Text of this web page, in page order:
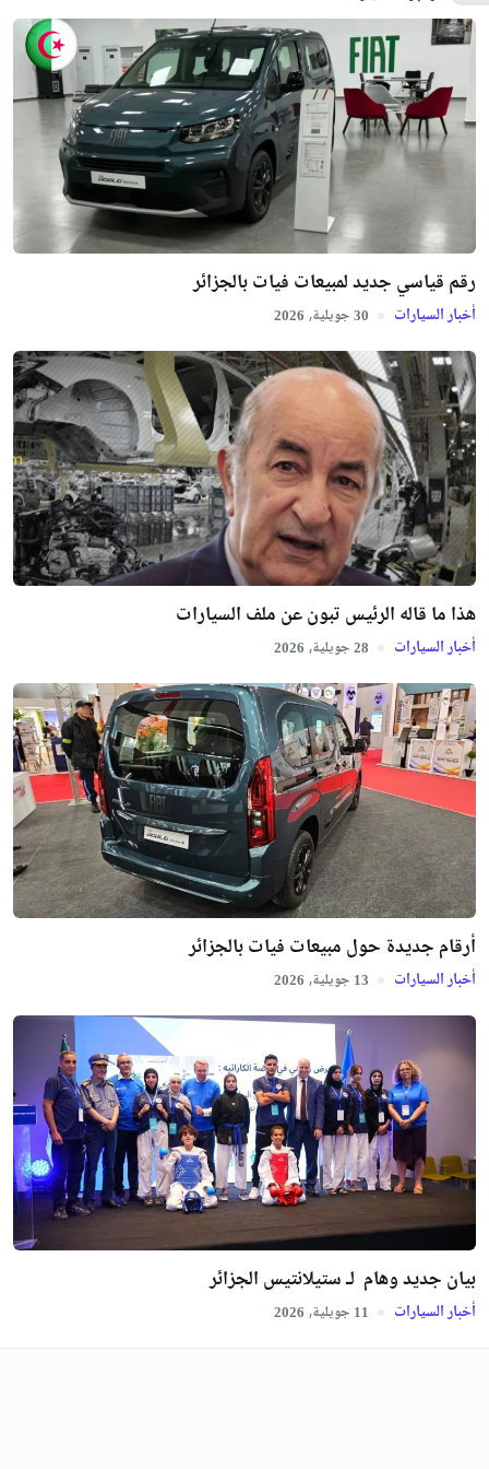
رقم قياسي جديد لمبيعات فيات بالجزائر
أخبار السيارات 30 جويلية, 2026
هذا ما قاله الرئيس تبون عن ملف السيارات
أخبار السيارات 28 جويلية, 2026
أرقام جديدة حول مبيعات فيات بالجزائر
أخبار السيارات 13 جويلية, 2026
بيان جديد وهام لـ ستيلانتيس الجزائر
أخبار السيارات 11 جويلية, 2026